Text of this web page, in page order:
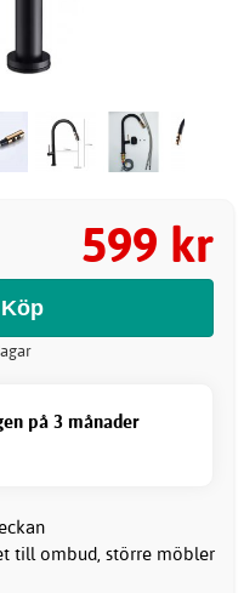
599 kr
på 3 månader
till ombud, större möbler